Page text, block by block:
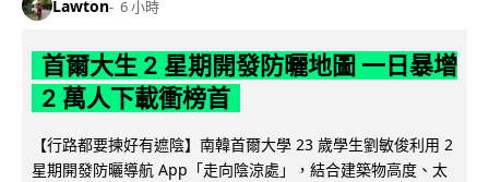
Lawton 6 小時
首爾大生 2 星期開發防曬地圖 一日暴增
2 萬人下載衝榜首
【行路都要揀好有遮陰】南韓首爾大學 23 歲學生劉敏俊利用 2
星期開發防曬導航 App「走向陰涼處」，結合建築物高度、太